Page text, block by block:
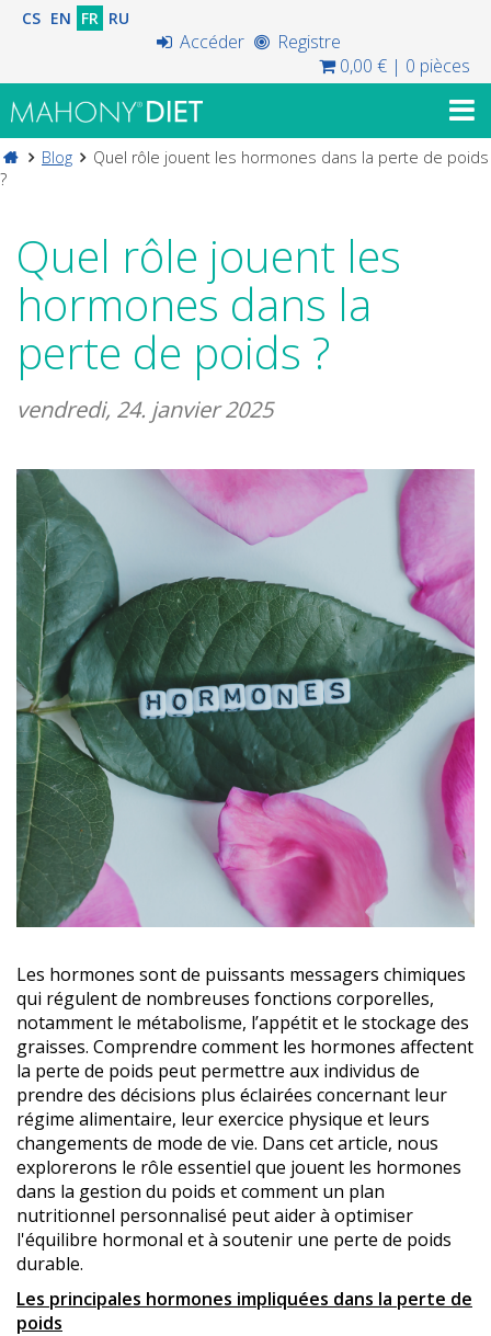
CS EN FR RU
Accéder
Registre
0,00 € | 0 pièces
Blog
Quel rôle jouent les hormones dans la perte de poids
?
Quel rôle jouent les
hormones dans la
perte de poids ?
vendredi, 24. janvier 2025
Les hormones sont de puissants messagers chimiques
qui régulent de nombreuses fonctions corporelles,
notamment le métabolisme, l’appétit et le stockage des
graisses. Comprendre comment les hormones affectent
la perte de poids peut permettre aux individus de
prendre des décisions plus éclairées concernant leur
régime alimentaire, leur exercice physique et leurs
changements de mode de vie. Dans cet article, nous
explorerons le rôle essentiel que jouent les hormones
dans la gestion du poids et comment un plan
nutritionnel personnalisé peut aider à optimiser
l'équilibre hormonal et à soutenir une perte de poids
durable.
Les principales hormones impliquées dans la perte de
poids